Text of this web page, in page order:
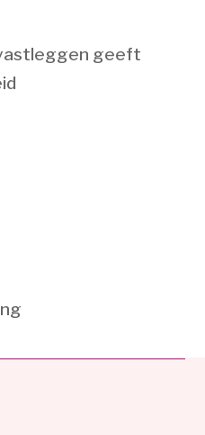
geeft